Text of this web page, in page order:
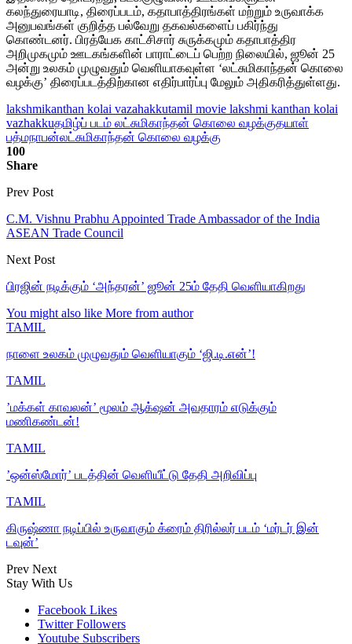
கலந்துரையாடி, திரைப்படம், கதாபாத்திரங்கள் மற்றும் உருவாக்க
அனுபவங்கள் குறித்த பல்வேறு தகவல்களைப் பகிர்ந்து
கொண்டனர். பிரத்யேக காட்சிசார் சுருக்கமும் கதாபாத்திர
அறிமுகமும் ஊடகங்களின் பாராட்டைப் பெற்ற நிலையில், ஜூன் 25
அன்று உலகம் முழுவதும் வெளியாகவுள்ள ‘லட்சுமிகாந்தன் கொலை
வழக்கு’ திரைப்படத்திற்கான எதிர்பார்ப்பு மேலும் அதிகரித்துள்ளது.
lakshmikanthan kolai vazahakkutamil movie lakshmi kanthan kolai
vazhakkuதமிழ்ப் படம் லட்சுமிகாந்தன் கொலை வழக்குதயாள்
பத்மநாபன்லட்சுமிகாந்தன் கொலை வழக்கு
100
Share
Prev Post
C.M. Vishnu Prabhu Appointed Trade Ambassador of the India
ASEAN Trade Council
Next Post
பிரஜின் நடிக்கும் ‘அந்தரன்’ ஜூன் 25ம் தேதி வெளியாகிறது
You might also like More from author
TAMIL
நாளை உலகம் முழுவதும் வெளியாகும் ‘ஜி.டி.என்’!
TAMIL
’மக்கள் காவலன்’ மூலம் ஆக்‌ஷன் அவதாரம் எடுக்கும்
மணிகண்டன்!
TAMIL
’ஒன்ஸ்மோர்’ படத்தின் வெளியீட்டு தேதி அறிவிப்பு
TAMIL
கிருஷ்ணா நடிப்பில் உருவாகும் க்ரைம் திரில்லர் படம் ‘மர்டர் இன்
டவுன்’
Prev Next
Stay With Us
Facebook Likes
Twitter Followers
Youtube Subscribers